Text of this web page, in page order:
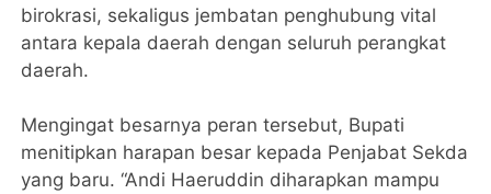
birokrasi, sekaligus jembatan penghubung vital
antara kepala daerah dengan seluruh perangkat
daerah.
Mengingat besarnya peran tersebut, Bupati
menitipkan harapan besar kepada Penjabat Sekda
yang baru. “Andi Haeruddin diharapkan mampu